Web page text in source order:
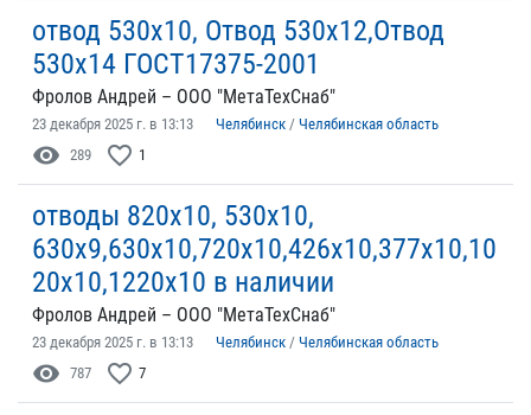
отвод 530х10, Отвод 530х12,Отвод
530х14 ГОСТ17375-2001
Фролов Андрей – ООО "МетаТехСнаб"
23 декабря 2025 г. в 13:13 Челябинск / Челябинская область
visibility 289 favorite_border 1
отводы 820х10, 530х10,
630х9,630х10,720х10,426х10,377х10,10
20х10,1220х10 в наличии
Фролов Андрей – ООО "МетаТехСнаб"
23 декабря 2025 г. в 13:13 Челябинск / Челябинская область
visibility 787 favorite_border 7